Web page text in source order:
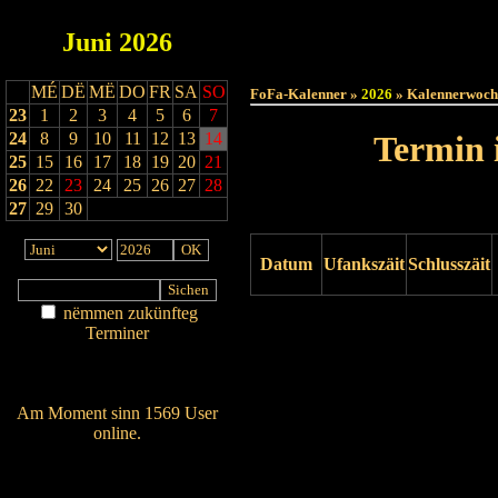
Juni 2026
MÉ DË MË DO FR SA SO
23
1 2 3 4 5 6
7
24
8 9 10 11 12 13 14
25 15 16 17 18 19 20 21
26 22 23 24 25 26 27 28
27 29 30
nëmmen zukünfteg
Terminer
Am Moment sinn 1569 User
online.
FoFa-Kalenner » 2026 »
Termin
Datum UfankszäitSchlusszäit